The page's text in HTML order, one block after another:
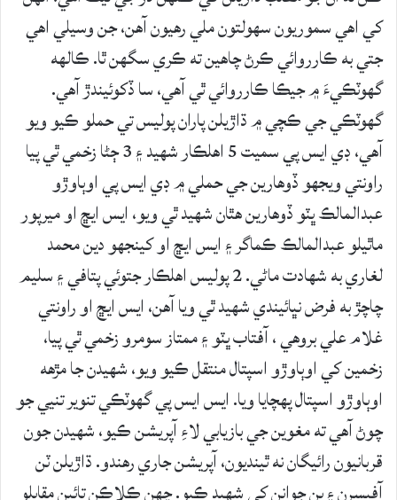
کي اهي سموريون سهولتون ملي رهيون آهن، جن وسيلي اهي
جتي به ڪارروائي ڪرڻ چاهين ته ڪري سگهن ٿا. ڪالهه
گهوٽڪيءَ ۾ جيڪا ڪارروائي ٿي آهي، سا ڏکوئيندڙ آهي.
گهوٽڪي جي ڪچي ۾ ڌاڙيلن پاران پوليس تي حملو ڪيو ويو
آھي، ڊي ايس پي سميت 5 اهلڪار شهيد ۽ 3 ڄڻا زخمي ٿي پيا
راونتي ويجهو ڏوهارين جي حملي ۾ ڊي ايس پي اوٻاوڙو
عبدالمالڪ ڀٽو ڏوهارين هٿان شهيد ٿي ويو، ايس ايڇ او ميرپور
ماٿيلو عبدالمالڪ ڪماگر ۽ ايس ايڇ او کينجهو دين محمد
لغاري به شهادت ماڻي. 2 پوليس اهلڪار جتوئي پتافي ۽ سليم
چاچڙ به فرض نڀائيندي شهيد ٿي ويا آھن، ايس ايڇ او راونتي
غلام علي بروهي ، آفتاب ڀٽو ۽ ممتاز سومرو زخمي ٿي پيا،
زخمين کي اوٻاوڙو اسپتال منتقل ڪيو ويو، شهيدن جا مڙهه
اوٻاوڙو اسپتال پهچايا ويا. ايس ايس پي گهوٽڪي تنوير تنيي جو
چوڻ آهي ته مغوين جي بازيابي لاءِ آپريشن ڪيو، شهيدن جون
قربانيون رائيگان نه ٿينديون، آپريشن جاري رهندو. ڌاڙيلن ٽن